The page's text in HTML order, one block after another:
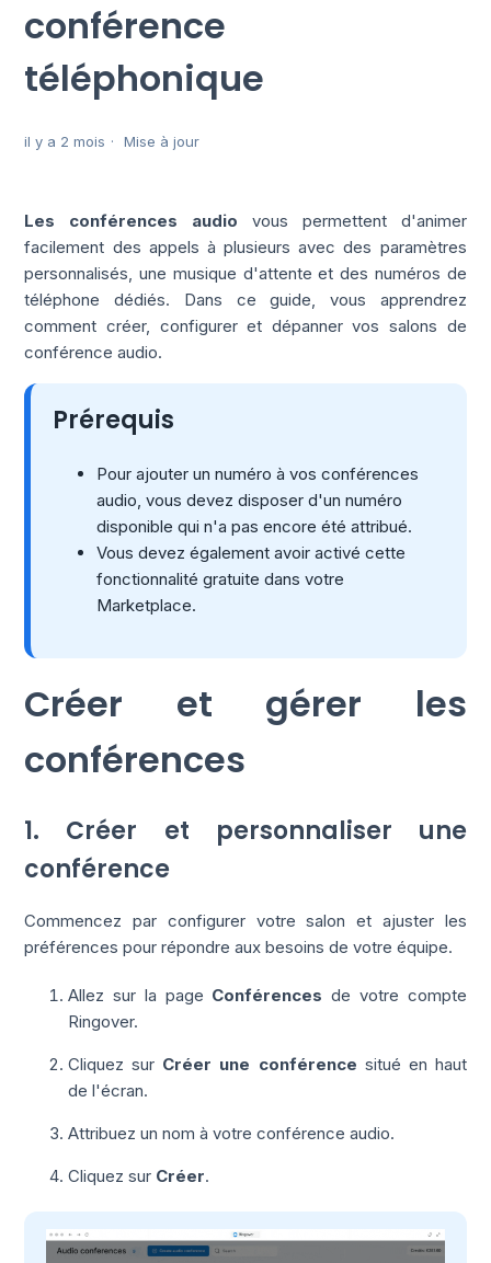
conférence
téléphonique
il y a 2 mois Mise à jour
Les conférences audio vous permettent d'animer
facilement des appels à plusieurs avec des paramètres
personnalisés, une musique d'attente et des numéros de
téléphone dédiés. Dans ce guide, vous apprendrez
comment créer, configurer et dépanner vos salons de
conférence audio.
Prérequis
Pour ajouter un numéro à vos conférences
audio, vous devez disposer d'un numéro
disponible qui n'a pas encore été attribué.
Vous devez également avoir activé cette
fonctionnalité gratuite dans votre
Marketplace.
Créer et gérer les
conférences
1. Créer et personnaliser une
conférence
Commencez par configurer votre salon et ajuster les
préférences pour répondre aux besoins de votre équipe.
Allez sur la page Conférences de votre compte
Ringover.
Cliquez sur Créer une conférence situé en haut
de l'écran.
Attribuez un nom à votre conférence audio.
Cliquez sur Créer.